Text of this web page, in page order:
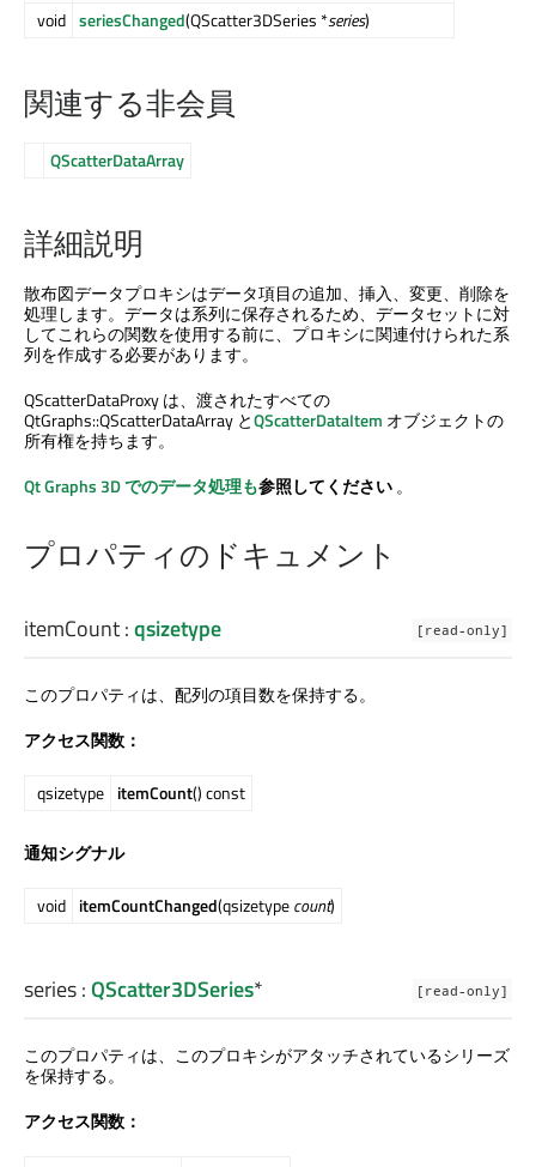
void seriesChanged(QScatter3DSeries *series)
関連する非会員
QScatterDataArray
詳細説明
散布図データプロキシはデータ項目の追加、挿入、変更、削除を
処理します。データは系列に保存されるため、データセットに対
してこれらの関数を使用する前に、プロキシに関連付けられた系
列を作成する必要があります。
QScatterDataProxy は、渡されたすべての
QtGraphs::QScatterDataArray とQScatterDataItem オブジェクトの
所有権を持ちます。
Qt Graphs3D でのデータ処理も参照してください。
プロパティのドキュメント
[read-only]
itemCount:qsizetype
このプロパティは、配列の項目数を保持する。
アクセス関数：
qsizetype itemCount() const
通知シグナル
void itemCountChanged(qsizetypecount)
[read-only]
series:QScatter3DSeries*
このプロパティは、このプロキシがアタッチされているシリーズ
を保持する。
アクセス関数：